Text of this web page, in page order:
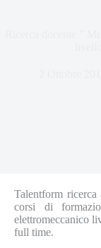
Talentform
corsi di
elettromeccanico
full time.